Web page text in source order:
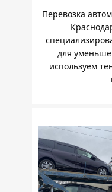
Перевозка
для
используем